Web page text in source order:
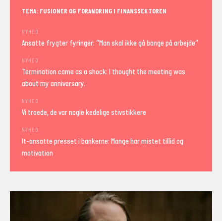
TEMA: FUSIONER OG FORANDRING I FINANSSEKTOREN
NYHED
Ansatte frygter fyringer: “Man skal ikke gå bange på arbejde”
NYHED
Termination came as a shock: I thought the meeting was
about my anniversary.
NYHED
Vi troede, de var nogle kedelige stivstikkere
NYHED
It-ansatte presset i bankerne: Mange har mistet tillid og
motivation